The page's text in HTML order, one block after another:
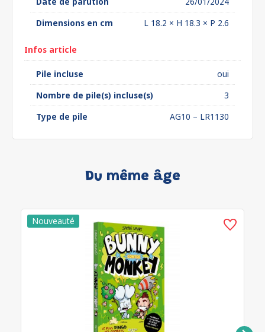
Dimensions en cm
L 18.2 × H 18.3 × P 2.6
Infos article
Pile incluse
oui
Nombre de pile(s) incluse(s)
3
Type de pile
AG10 – LR1130
Du même âge